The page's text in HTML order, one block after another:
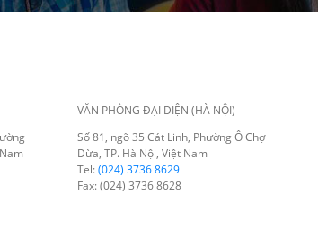
VĂN PHÒNG ĐẠI DIỆN (HÀ NỘI)
Số 81, ngõ 35 Cát Linh, Phường Ô Chợ
Dừa, TP. Hà Nội, Việt Nam
Tel:(024) 3736 8629
Fax: (024) 3736 8628